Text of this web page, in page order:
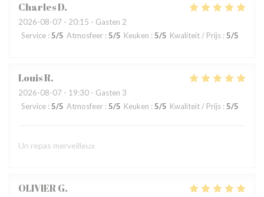
CharlesD
2026-08-07 - 20:15 - Gasten 2
Service : 5/5 Atmosfeer : 5/5 Keuken : 5/5 Kwaliteit / Prijs : 5/5
LouisR
2026-08-07 - 19:30 - Gasten 3
Service : 5/5 Atmosfeer : 5/5 Keuken : 5/5 Kwaliteit / Prijs : 5/5
Un repas merveilleux
OLIVIERG